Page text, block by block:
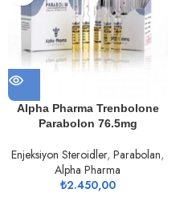
Alpha Pharma Trenbolone
Parabolon 76.5mg
Enjeksiyon Steroidler,Parabolan,
Alpha Pharma
₺2.450,00